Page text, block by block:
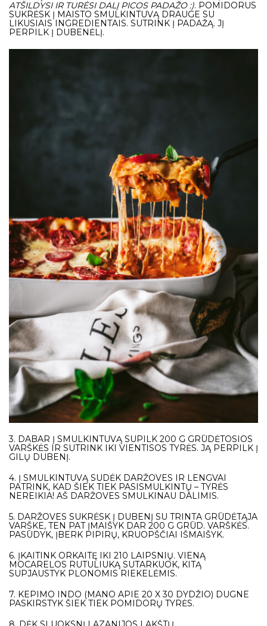
ATŠILDYSI IR TURĖSI DALĮ PICOS PADAŽO :). POMIDORUS
SUKRĖSK Į MAISTO SMULKINTUVĄ DRAUGE SU
LIKUSIAIS INGREDIENTAIS. SUTRINK Į PADAŽĄ. JĮ
PERPILK Į DUBENĖLĮ.
3. DABAR Į SMULKINTUVĄ SUPILK 200 G GRŪDĖTOSIOS
VARŠKĖS IR SUTRINK IKI VIENTISOS TYRĖS. JĄ PERPILK Į
GILŲ DUBENĮ.
4. Į SMULKINTUVĄ SUDĖK DARŽOVES IR LENGVAI
PATRINK, KAD ŠIEK TIEK PASISMULKINTŲ – TYRĖS
NEREIKIA! AŠ DARŽOVES SMULKINAU DALIMIS.
5. DARŽOVES SUKRĖSK Į DUBENĮ SU TRINTA GRŪDĖTĄJA
VARŠKE, TEN PAT ĮMAIŠYK DAR 200 G GRŪD. VARŠKĖS.
PASŪDYK, ĮBERK PIPIRŲ, KRUOPŠČIAI IŠMAIŠYK.
6. ĮKAITINK ORKAITĘ IKI 210 LAIPSNIŲ. VIENĄ
MOCARELOS RUTULIUKĄ SUTARKUOK, KITĄ
SUPJAUSTYK PLONOMIS RIEKELĖMIS.
7. KEPIMO INDO (MANO APIE 20 X 30 DYDŽIO) DUGNE
PASKIRSTYK ŠIEK TIEK POMIDORŲ TYRĖS.